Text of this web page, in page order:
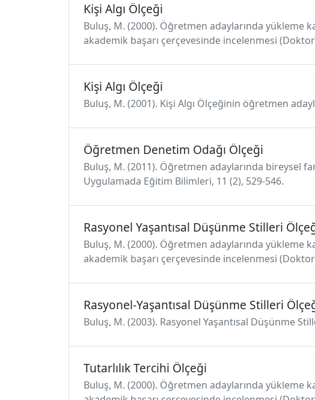
Kişi Algı Ölçeği
Buluş, M. (2000). Öğretmen adaylarında yükleme
akademik başarı çerçevesinde incelenmesi
Kişi Algı Ölçeği
Buluş, M. (2001). Kişi Algı Ölçeğinin öğretmen
Öğretmen Denetim Odağı Ölçeği
Buluş, M. (2011). Öğretmen adaylarında bireysel
Uygulamada Eğitim Bilimleri, 11 (2), 529-546.
Rasyonel Yaşantısal Düşünme Stilleri
Buluş, M. (2000). Öğretmen adaylarında yükleme
akademik başarı çerçevesinde incelenmesi
Rasyonel-Yaşantısal Düşünme Stilleri
Buluş, M. (2003). Rasyonel Yaşantısal Düşünme
Tutarlılık Tercihi Ölçeği
Buluş, M. (2000). Öğretmen adaylarında yükleme